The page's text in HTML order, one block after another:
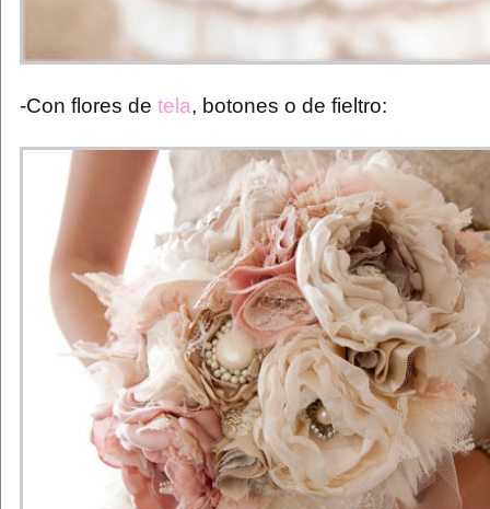
-Con flores de tela, botones o de fieltro: